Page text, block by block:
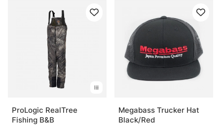
ProLogic RealTree
Fishing B&B
Megabass Trucker Hat
Black/Red